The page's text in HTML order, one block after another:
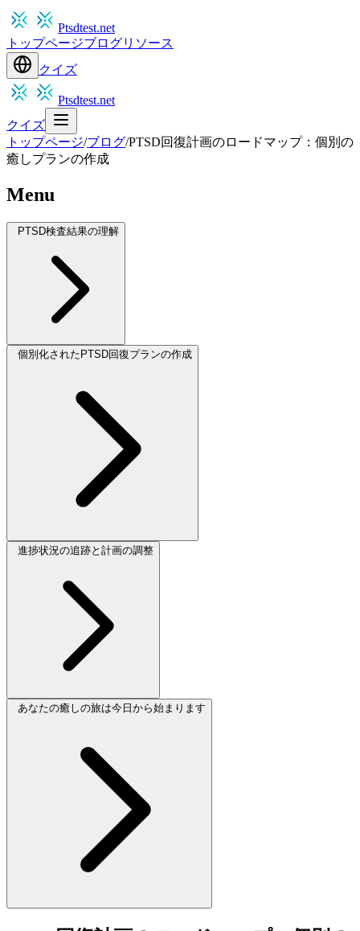
Ptsdtest.net
トップページブログリソース
クイズ
Ptsdtest.net
クイズ
トップページ/ブログ/PTSD回復計画のロードマップ：個別の
癒しプランの作成
Menu
PTSD検査結果の理解
個別化されたPTSD回復プランの作成
進捗状況の追跡と計画の調整
あなたの癒しの旅は今日から始まります